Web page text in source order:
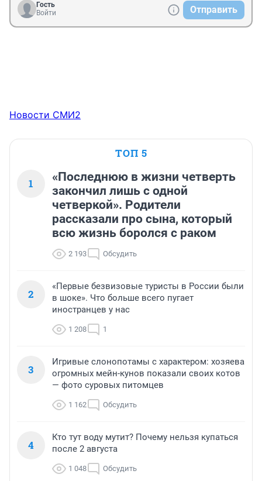
Гость
Войти
Отправить
Новости СМИ2
ТОП 5
1
«Последнюю в жизни четверть
закончил лишь с одной
четверкой». Родители
рассказали про сына, который
всю жизнь боролся с раком
2 193 Обсудить
2
«Первые безвизовые туристы в России были
в шоке». Что больше всего пугает
иностранцев у нас
1 208 1
3
Игривые слонопотамы с характером: хозяева
огромных мейн-кунов показали своих котов
— фото суровых питомцев
1 162 Обсудить
4
Кто тут воду мутит? Почему нельзя купаться
после 2 августа
1 048 Обсудить